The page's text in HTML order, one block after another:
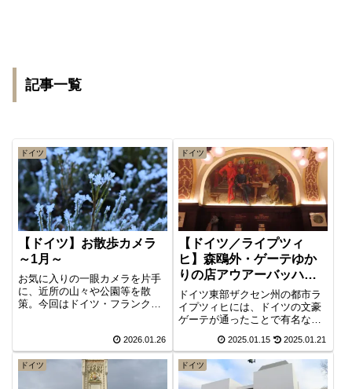
記事一覧
ドイツ
【ドイツ】お散歩カメラ
～1月～
お気に入りの一眼カメラを片手
に、近所の山々や公園等を散
策。今回はドイツ・フランクフ
先に春の訪れを告げるスノード
ロップ、キバナセツブンソウを
撮影してきました。
2026.01.26
ドイツ
【ドイツ／ライプツィ
ヒ】森鴎外・ゲーテゆか
りの店アウアーバッハ
ス・ケラー
ドイツ東部ザクセン州の都市ラ
イプツィヒには、ドイツの文豪
ゲーテが通ったことで有名なア
老舗のワイン酒場兼レストラン
があり、そこは森鴎外にも所縁
の深い所でした。2025年、創業
500年を迎えます。
2025.01.15 2025.01.21
ドイツ ドイツ